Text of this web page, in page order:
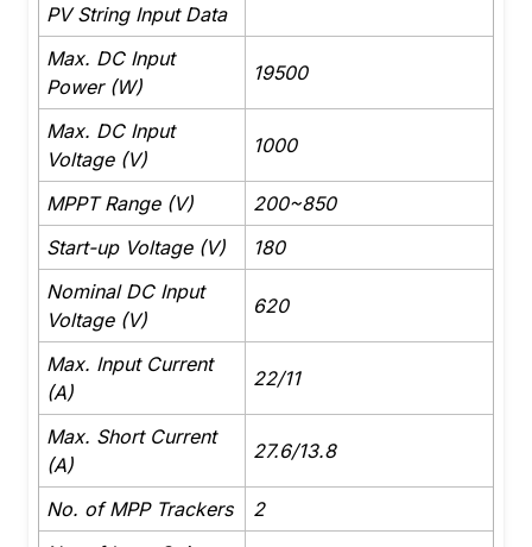
PV String Input Data
Max. DC Input
Power (W)
19500
Max. DC Input
Voltage (V)
1000
MPPT Range (V)
200~850
Start-up Voltage (V)
180
Nominal DC Input
Voltage (V)
620
Max. Input Current
(A)
22/11
Max. Short Current
(A)
27.6/13.8
No. of MPP Trackers
2